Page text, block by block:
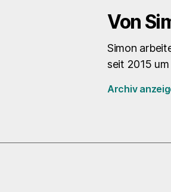
Von
Simon
seit 2015
Archiv